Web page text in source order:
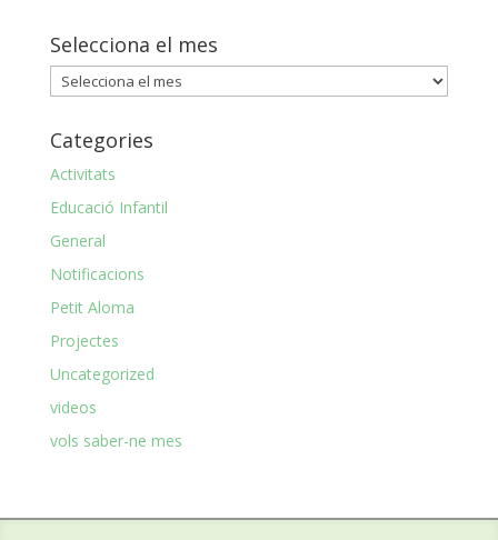
Selecciona el mes
Selecciona
el
Categories
Activitats
Educació Infantil
General
Notificacions
Petit Aloma
Projectes
Uncategorized
videos
vols saber-ne mes